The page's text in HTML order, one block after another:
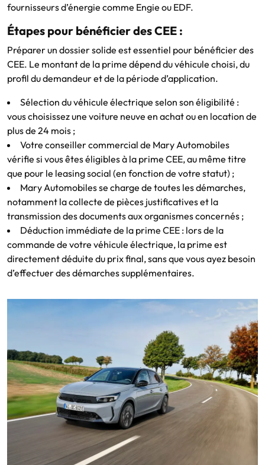
fournisseurs d’énergie comme Engie ou EDF.
Étapes pour bénéficier des CEE :
Préparer un dossier solide est essentiel pour bénéficier des
CEE. Le montant de la prime dépend du véhicule choisi, du
profil du demandeur et de la période d’application.
Sélection du véhicule électrique selon son éligibilité :
vous choisissez une voiture neuve en achat ou en location de
plus de 24 mois ;
Votre conseiller commercial de Mary Automobiles
vérifie si vous êtes éligibles à la prime CEE, au même titre
que pour le leasing social (en fonction de votre statut) ;
Mary Automobiles se charge de toutes les démarches,
notamment la collecte de pièces justificatives et la
transmission des documents aux organismes concernés ;
Déduction immédiate de la prime CEE : lors de la
commande de votre véhicule électrique, la prime est
directement déduite du prix final, sans que vous ayez besoin
d’effectuer des démarches supplémentaires.